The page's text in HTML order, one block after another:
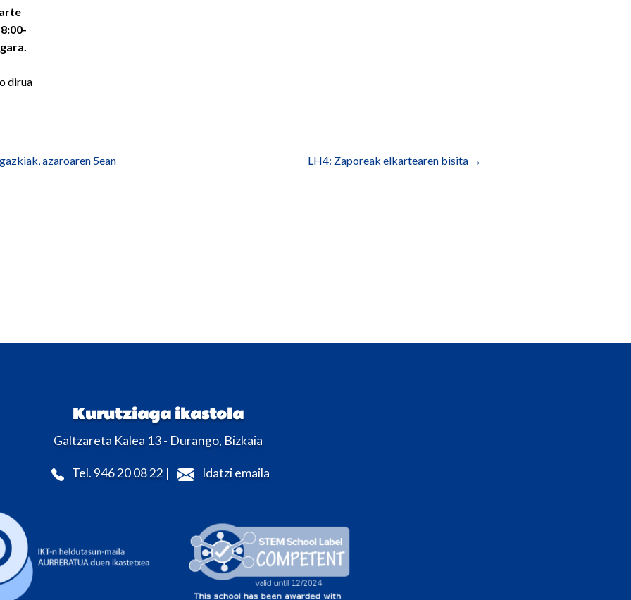
dirua
azaroaren 5ean LH4: Zaporeak elkartearen bisita →
Kurutziaga ikastola
Galtzareta Kalea 13 - Durango, Bizkaia
Tel. 946 20 08 22 | Idatzi emaila